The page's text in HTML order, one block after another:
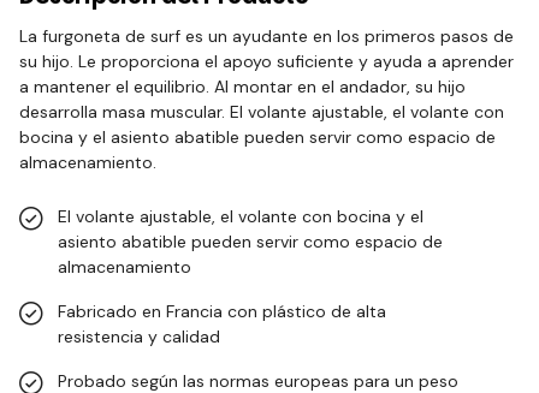
La furgoneta de surf es un ayudante en los primeros pasos de
su hijo. Le proporciona el apoyo suficiente y ayuda a aprender
a mantener el equilibrio. Al montar en el andador, su hijo
desarrolla masa muscular. El volante ajustable, el volante con
bocina y el asiento abatible pueden servir como espacio de
almacenamiento.
El volante ajustable, el volante con bocina y el
asiento abatible pueden servir como espacio de
almacenamiento
Fabricado en Francia con plástico de alta
resistencia y calidad
Probado según las normas europeas para un peso